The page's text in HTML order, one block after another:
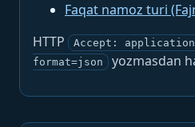
Faqat namoz turi
HTTP
Accept:
format=json
yozmasdan